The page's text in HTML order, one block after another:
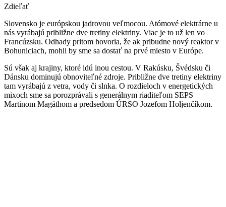
Zdieľať
Slovensko je európskou jadrovou veľmocou. Atómové elektrárne u
nás vyrábajú približne dve tretiny elektriny. Viac je to už len vo
Francúzsku. Odhady pritom hovoria, že ak pribudne nový reaktor v
Bohuniciach, mohli by sme sa dostať na prvé miesto v Európe.
Sú však aj krajiny, ktoré idú inou cestou. V Rakúsku, Švédsku či
Dánsku dominujú obnoviteľné zdroje. Približne dve tretiny elektriny
tam vyrábajú z vetra, vody či slnka. O rozdieloch v energetických
mixoch sme sa porozprávali s generálnym riaditeľom SEPS
Martinom Magáthom a predsedom ÚRSO Jozefom Holjenčíkom.